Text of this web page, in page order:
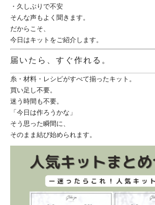
・久しぶりで不安
そんな声もよく聞きます。
だからこそ、
今日はキットをご紹介します。
届いたら、すぐ作れる。
糸・材料・レシピがすべて揃ったキット。
買い足し不要。
迷う時間も不要。
「今日は作ろうかな」
そう思った瞬間に、
そのまま結び始められます。